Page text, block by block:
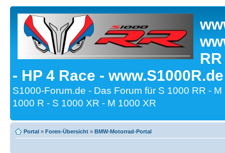
- HP 4 Race -
S1000-Forum.de - Das Forum für S 1000 RR -
1000 R - S 1000 XR - M 1000 XR
Portal » Foren-Übersicht » BMW-Motorrad-Portal